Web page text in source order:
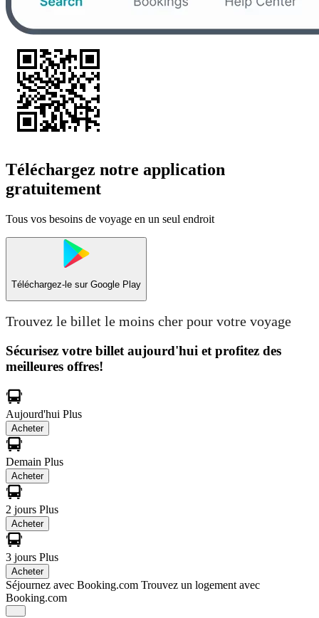
Téléchargez notre application
gratuitement
Tous vos besoins de voyage en un seul endroit
Téléchargez-le sur Google Play
Trouvez le billet le moins cher pour votre voyage
Sécurisez votre billet aujourd'hui et profitez des
meilleures offres!
Aujourd'hui Plus
Acheter
Demain Plus
Acheter
2 jours Plus
Acheter
3 jours Plus
Acheter
Séjournez avec Booking.com Trouvez un logement avec
Booking.com